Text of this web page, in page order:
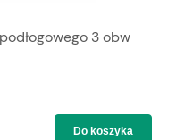
3 obw
Do koszyka